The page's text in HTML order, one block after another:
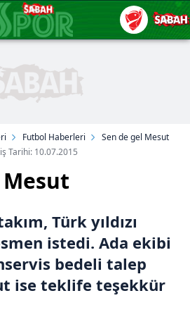
Futbol Haberleri
Sen de gel Mesut
Tarihi: 10.07.2015
Türk yıldızı
istedi. Ada ekibi
bedeli talep
ise teklife teşekkür